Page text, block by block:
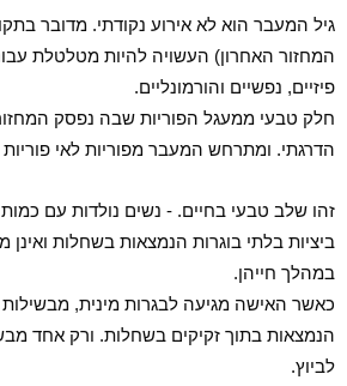
גיל המעבר הוא לא אירוע נקודתי. מדובר
המחזור האחרון) העשויה להיות מטלטלת
פיזיים, נפשיים והורמונליים.
חלק טבעי ממעגל הפוריות שבה נפסק
הדרגתי. ומתרחש המעבר מפוריות לאי פוריות
זהו שלב טבעי בחיים. - נשים נולדות עם
ביציות בלתי בוגרות הנמצאות בשחלות ואינן
במהלך חייהן.
הנמצאות בתוך זקיקים בשחלות. ורק אחד
לביוץ.